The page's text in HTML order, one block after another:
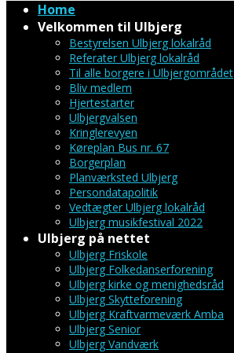
Home
Velkommen til Ulbjerg
Bestyrelsen Ulbjerg lokalråd
Referater Ulbjerg lokalråd
Til alle borgere i Ulbjergområdet
Bliv medlem
Hjertestarter
Ulbjergvalsen
Kringlerevyen
Køreplan Bus nr. 67
Borgerplan
Planværksted Ulbjerg
Persondatapolitik
Vedtægter Ulbjerg lokalråd
Ulbjerg musikfestival 2022
Ulbjerg på nettet
Ulbjerg Friskole
Ulbjerg Folkedanserforening
Ulbjerg kirke og menighedsråd
Ulbjerg Skytteforening
Ulbjerg Kraftvarmeværk Amba
Ulbjerg Senior
Ulbjerg Vandværk